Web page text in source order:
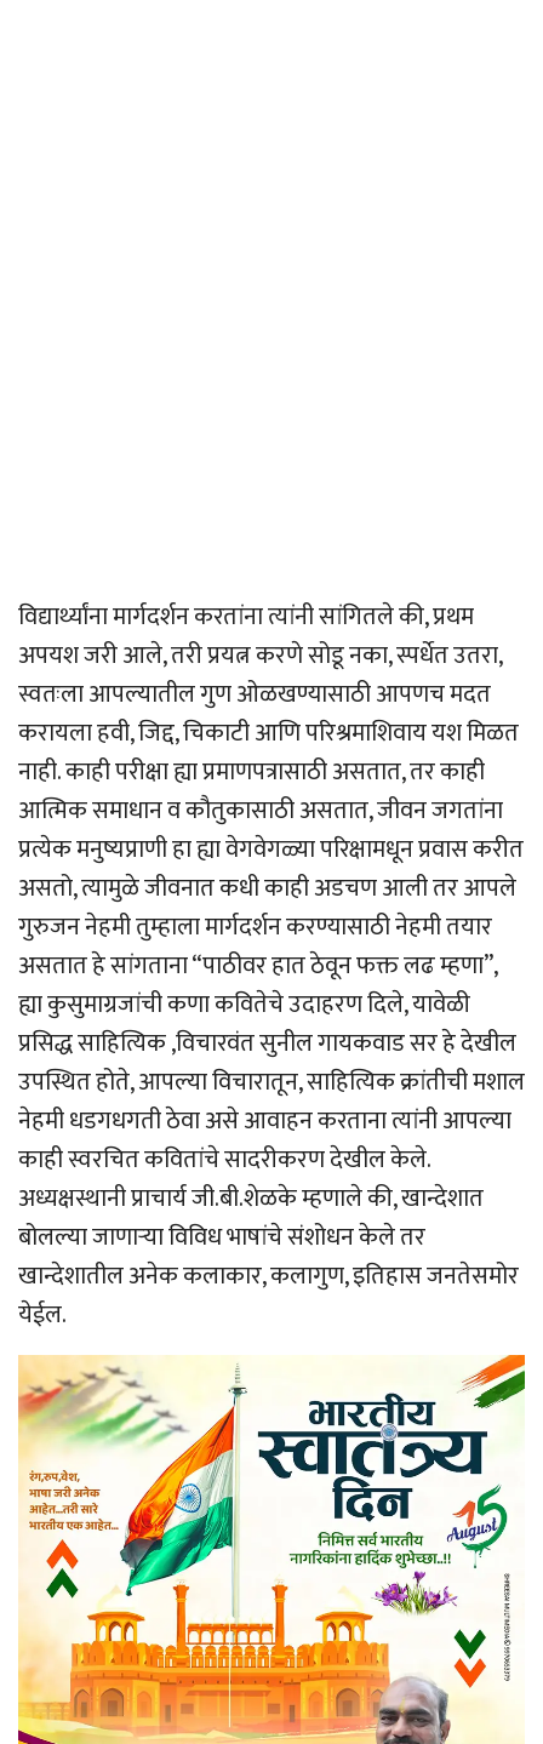
विद्यार्थ्यांना मार्गदर्शन करतांना त्यांनी सांगितले की, प्रथम
अपयश जरी आले, तरी प्रयत्न करणे सोडू नका, स्पर्धेत उतरा,
स्वतःला आपल्यातील गुण ओळखण्यासाठी आपणच मदत
करायला हवी, जिद्द, चिकाटी आणि परिश्रमाशिवाय यश मिळत
नाही. काही परीक्षा ह्या प्रमाणपत्रासाठी असतात, तर काही
आत्मिक समाधान व कौतुकासाठी असतात, जीवन जगतांना
प्रत्येक मनुष्यप्राणी हा ह्या वेगवेगळ्या परिक्षामधून प्रवास करीत
असतो, त्यामुळे जीवनात कधी काही अडचण आली तर आपले
गुरुजन नेहमी तुम्हाला मार्गदर्शन करण्यासाठी नेहमी तयार
असतात हे सांगताना “पाठीवर हात ठेवून फक्त लढ म्हणा”,
ह्या कुसुमाग्रजांची कणा कवितेचे उदाहरण दिले, यावेळी
प्रसिद्ध साहित्यिक ,विचारवंत सुनील गायकवाड सर हे देखील
उपस्थित होते, आपल्या विचारातून, साहित्यिक क्रांतीची मशाल
नेहमी धडगधगती ठेवा असे आवाहन करताना त्यांनी आपल्या
काही स्वरचित कवितांचे सादरीकरण देखील केले.
अध्यक्षस्थानी प्राचार्य जी.बी.शेळके म्हणाले की, खान्देशात
बोलल्या जाणाऱ्या विविध भाषांचे संशोधन केले तर
खान्देशातील अनेक कलाकार, कलागुण, इतिहास जनतेसमोर
येईल.